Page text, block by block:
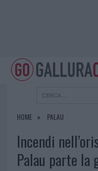
HOME PALAU
Incendi
Palau parte la